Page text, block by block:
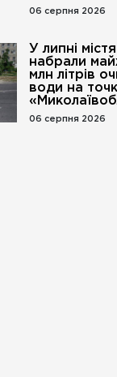
06 серпня 2026
У липні
набрали
млн літрів
води на
06 серпня 2026